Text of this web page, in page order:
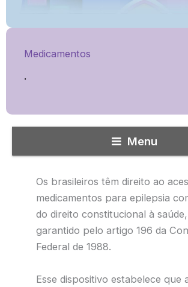
Medicamentos
.
Menu
Os brasileiros têm direito ao
medicamentos para epilepsia
do direito constitucional à saúde,
garantido pelo artigo 196 da
Federal de 1988.
Esse dispositivo estabelece que